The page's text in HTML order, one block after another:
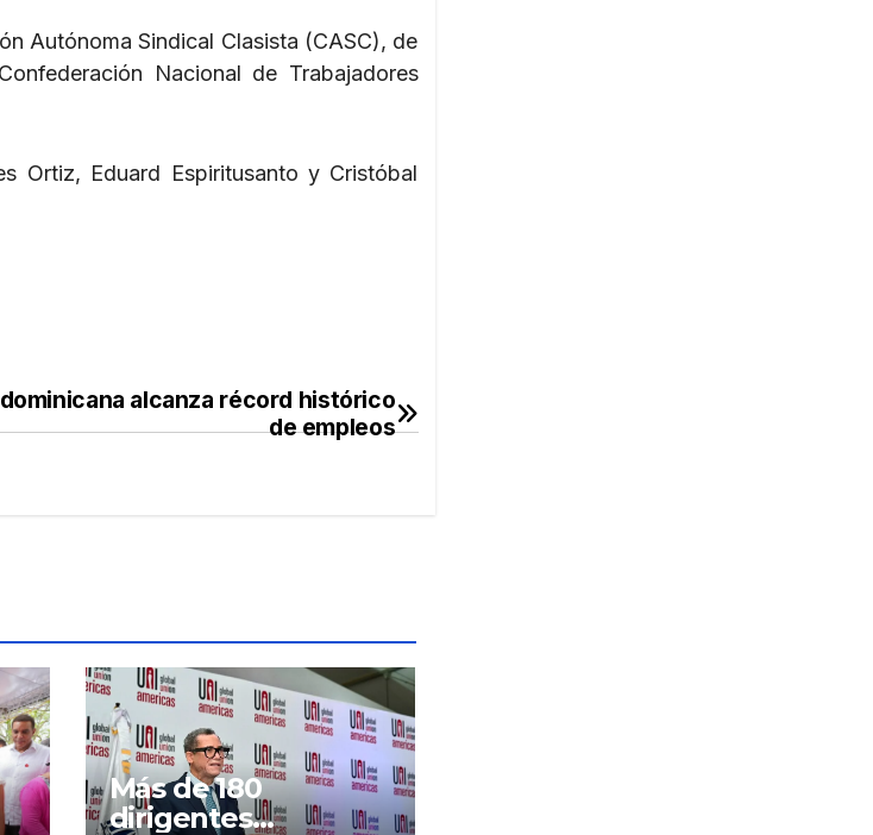
Autónoma Sindical Clasista (CASC), de
Nacional de Trabajadores
Ortiz, Eduard Espiritusanto y Cristóbal
alcanza récord histórico
de empleos
Más de 180
dirigentes